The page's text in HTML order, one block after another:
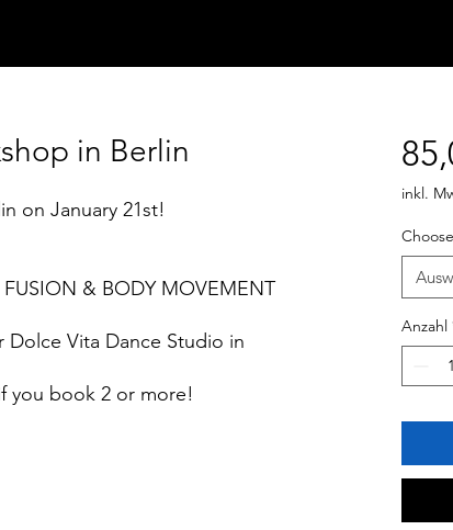
in Berlin
on January 21st!
& BODY MOVEMENT
Vita Dance Studio in
you book 2 or more!
inkl.
Anzahl